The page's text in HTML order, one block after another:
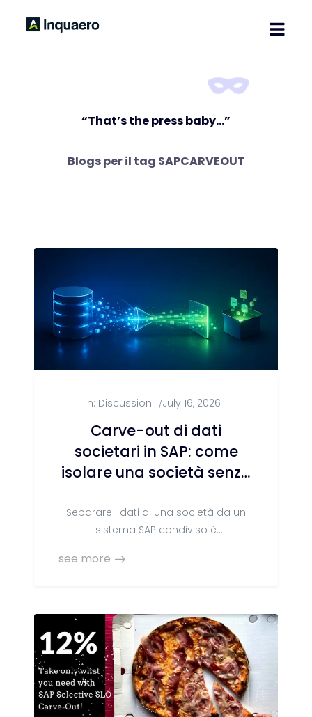
“That’s the press baby…”
Blogs per il tag SAPCARVEOUT
In: Discussion /July 16, 2026
Carve-out di dati
societari in SAP: come
isolare una società senza
Separare i dati di una società da un
sistema SAP condiviso è
viene sottovalutata. Ecco perché la
esecuzione fanno la differenza — e
come Inquaero Veloce affronta il
problema.
see more